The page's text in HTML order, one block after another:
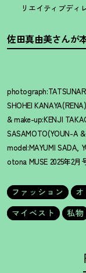
リエイティブディ
佐田真由美さんが
SHOHEI
& make-up:KENJI
SASAMOTO(YOUN-A
model:MAYUMI SADA,
otona MUSE 2025年2月
ファッション
マイベスト
私物